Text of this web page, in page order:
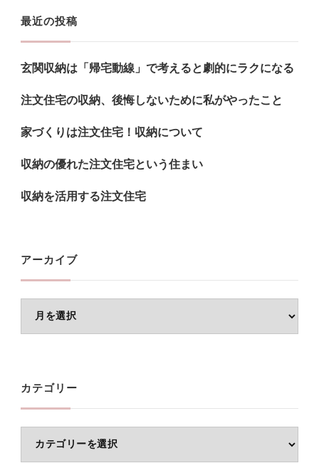
探
で
す
?
最近の投稿
玄関収納は「帰宅動線」で考えると劇的にラクになる
注文住宅の収納、後悔しないために私がやったこと
家づくりは注文住宅！収納について
収納の優れた注文住宅という住まい
収納を活用する注文住宅
アーカイブ
ー
ブ
カテゴリー
テ